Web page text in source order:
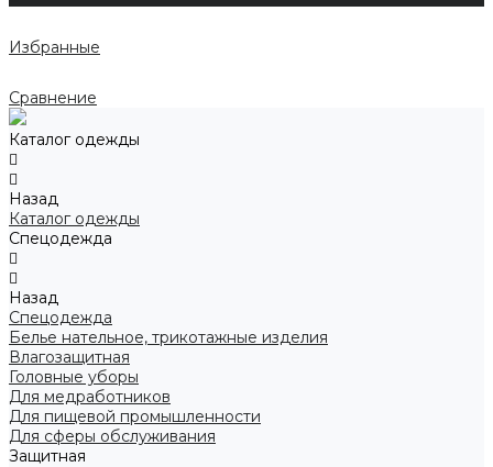
Избранные
Сравнение
Каталог одежды
Назад
Каталог одежды
Спецодежда
Назад
Спецодежда
Белье нательное, трикотажные изделия
Влагозащитная
Головные уборы
Для медработников
Для пищевой промышленности
Для сферы обслуживания
Защитная